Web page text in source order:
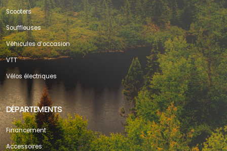
Scooters
Souffleuses
Véhicules d’occasion
VTT
Vélos électriques
DÉPARTEMENTS
Financement
Accessoires